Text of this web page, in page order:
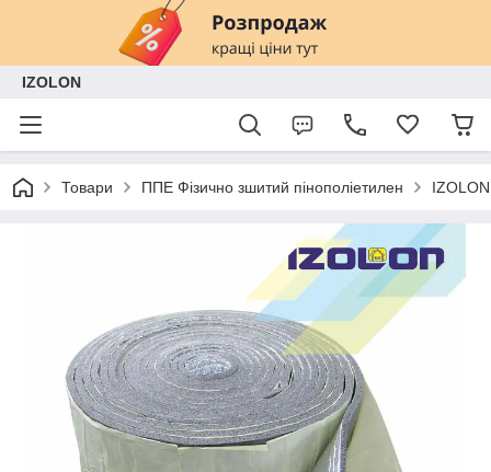
IZOLON
Товари ППЕ Фізично зшитий пінополіетилен